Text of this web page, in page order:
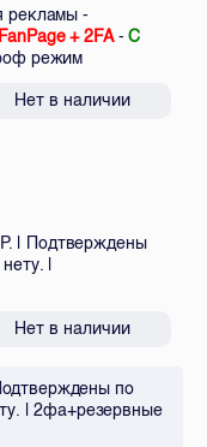
рекламы -
+ 2FA-С
режим
Нет в наличии
| Подтверждены
|
Нет в наличии
по
| 2фа+резервные